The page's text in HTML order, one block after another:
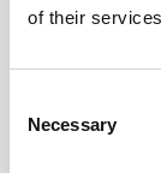
of their
Selection
Necessary